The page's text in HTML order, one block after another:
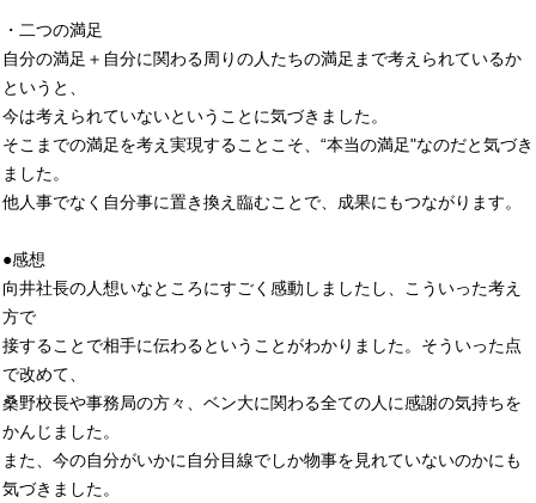
・二つの満足
自分の満足＋自分に関わる周りの人たちの満足まで考えられているか
というと、
今は考えられていないということに気づきました。
そこまでの満足を考え実現することこそ、“本当の満足"なのだと気づき
ました。
他人事でなく自分事に置き換え臨むことで、成果にもつながります。
●感想
向井社長の人想いなところにすごく感動しましたし、こういった考え
方で
接することで相手に伝わるということがわかりました。そういった点
で改めて、
桑野校長や事務局の方々、ベン大に関わる全ての人に感謝の気持ちを
かんじました。
また、今の自分がいかに自分目線でしか物事を見れていないのかにも
気づきました。